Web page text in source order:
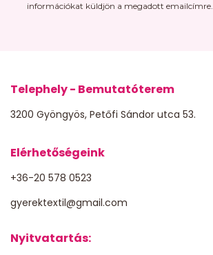
információkat küldjön a megadott emailcímre.
Telephely - Bemutatóterem
3200 Gyöngyös, Petőfi Sándor utca 53.
Elérhetőségeink
+36-20 578 0523
gyerektextil@gmail.com
Nyitvatartás: